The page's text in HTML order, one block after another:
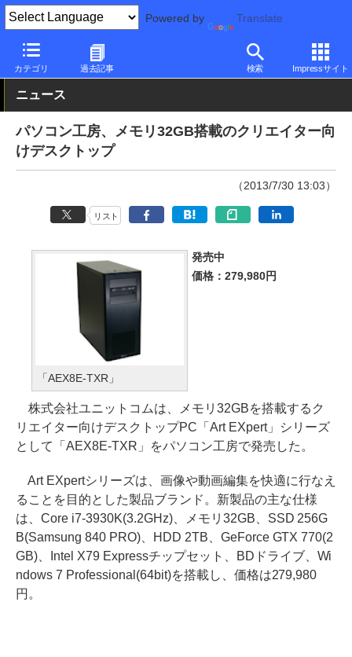
Powered by Translate
カテゴリ 過去記事 検索 Impressサイト
PC Watch パソコン/タブレット/スマートフォン デスクトップパ
ニュース
パソコン工房、メモリ32GB搭載のクリエイター向
けデスクトップ
（2013/7/30 13:03）
リスト
「AEX8E-TXR」
発売中
価格：279,980円
株式会社ユニットコムは、メモリ32GBを搭載するク
リエイター向けデスクトップPC「Art EXpert」シリーズ
として「AEX8E-TXR」をパソコン工房で発売した。
Art EXpertシリーズは、画像や動画編集を快適に行なえ
ることを目的とした製品ブランド。新製品の主な仕様
は、Core i7-3930K(3.2GHz)、メモリ32GB、SSD 256G
B(Samsung 840 PRO)、HDD 2TB、GeForce GTX 770(2
GB)、Intel X79 Expressチップセット、BDドライブ、Wi
ndows 7 Professional(64bit)を搭載し、価格は279,980
円。